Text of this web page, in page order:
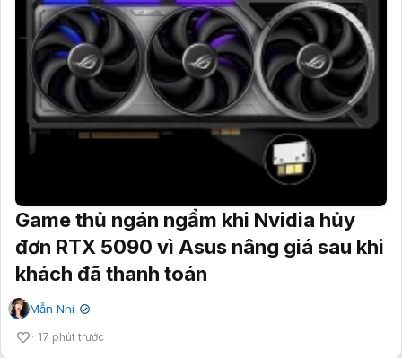
Game thủ ngán ngẩm khi Nvidia hủy
đơn RTX 5090 vì Asus nâng giá sau khi
khách đã thanh toán
Mẫn Nhi ✔
17 phút trước